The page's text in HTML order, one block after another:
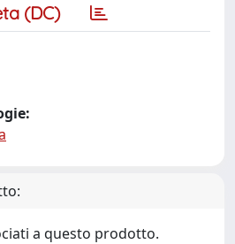
(DC)
a questo prodotto.